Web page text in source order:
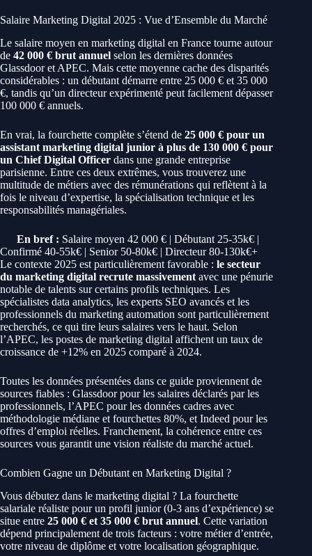
Salaire Marketing Digital 2025 : Vue d’Ensemble du Marché
Le salaire moyen en marketing digital en France tourne autour
de 42 000 € brut annuel selon les dernières données
Glassdoor et APEC. Mais cette moyenne cache des disparités
considérables : un débutant démarre entre 25 000 € et 35 000
€, tandis qu’un directeur expérimenté peut facilement dépasser
100 000 € annuels.
En vrai, la fourchette complète s’étend de 25 000 € pour un
assistant marketing digital junior à plus de 130 000 € pour
un Chief Digital Officer dans une grande entreprise
parisienne. Entre ces deux extrêmes, vous trouverez une
multitude de métiers avec des rémunérations qui reflètent à la
fois le niveau d’expertise, la spécialisation technique et les
responsabilités managériales.
En bref : Salaire moyen 42 000 € | Débutant 25-35k€ |
Confirmé 40-55k€ | Senior 50-80k€ | Directeur 80-130k€+
Le contexte 2025 est particulièrement favorable : le secteur
du marketing digital recrute massivement avec une pénurie
notable de talents sur certains profils techniques. Les
spécialistes data analytics, les experts SEO avancés et les
professionnels du marketing automation sont particulièrement
recherchés, ce qui tire leurs salaires vers le haut. Selon
l’APEC, les postes de marketing digital affichent un taux de
croissance de +12% en 2025 comparé à 2024.
Toutes les données présentées dans ce guide proviennent de
sources fiables : Glassdoor pour les salaires déclarés par les
professionnels, l’APEC pour les données cadres avec
méthodologie médiane et fourchettes 80%, et Indeed pour les
offres d’emploi réelles. Franchement, la cohérence entre ces
sources vous garantit une vision réaliste du marché actuel.
Combien Gagne un Débutant en Marketing Digital ?
Vous débutez dans le marketing digital ? La fourchette
salariale réaliste pour un profil junior (0-3 ans d’expérience) se
situe entre 25 000 € et 35 000 € brut annuel. Cette variation
dépend principalement de trois facteurs : votre métier d’entrée,
votre niveau de diplôme et votre localisation géographique.